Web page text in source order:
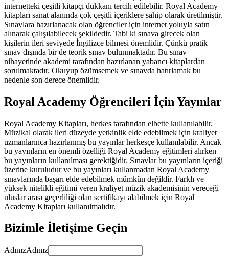
internetteki çeşitli kitapçı dükkanı tercih edilebilir. Royal Academy
kitapları sanat alanında çok çeşitli içeriklere sahip olarak üretilmiştir.
Sınavlara hazırlanacak olan öğrenciler için internet yoluyla satın
alınarak çalışılabilecek şekildedir. Tabi ki sınava girecek olan
kişilerin ileri seviyede İngilizce bilmesi önemlidir. Çünkü pratik
sınav dışında bir de teorik sınav bulunmaktadır. Bu sınav
nihayetinde akademi tarafından hazırlanan yabancı kitaplardan
sorulmaktadır. Okuyup özümsemek ve sınavda hatırlamak bu
nedenle son derece önemlidir.
Royal Academy Öğrencileri İçin Yayınlar
Royal Academy Kitapları, herkes tarafından elbette kullanılabilir.
Müzikal olarak ileri düzeyde yetkinlik elde edebilmek için kraliyet
uzmanlarınca hazırlanmış bu yayınlar herkesçe kullanılabilir. Ancak
bu yayınların en önemli özelliği Royal Academy eğitimleri alırken
bu yayınların kullanılması gerektiğidir. Sınavlar bu yayınların içeriği
üzerine kuruludur ve bu yayınları kullanmadan Royal Academy
sınavlarında başarı elde edebilmek mümkün değildir. Farklı ve
yüksek nitelikli eğitimi veren kraliyet müzik akademisinin vereceği
uluslar arası geçerliliği olan sertifikayı alabilmek için Royal
Academy Kitapları kullanılmalıdır.
Bizimle İletişime Geçin
AdınızAdınız